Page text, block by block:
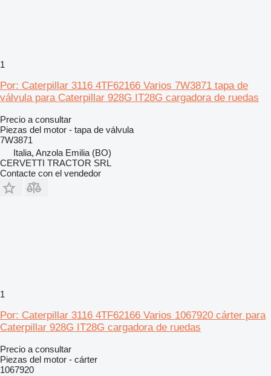
1
Por: Caterpillar 3116 4TF62166 Varios 7W3871 tapa de
válvula para Caterpillar 928G IT28G cargadora de ruedas
Precio a consultar
Piezas del motor - tapa de válvula
7W3871
Italia, Anzola Emilia (BO)
CERVETTI TRACTOR SRL
Contacte con el vendedor
1
Por: Caterpillar 3116 4TF62166 Varios 1067920 cárter para
Caterpillar 928G IT28G cargadora de ruedas
Precio a consultar
Piezas del motor - cárter
1067920